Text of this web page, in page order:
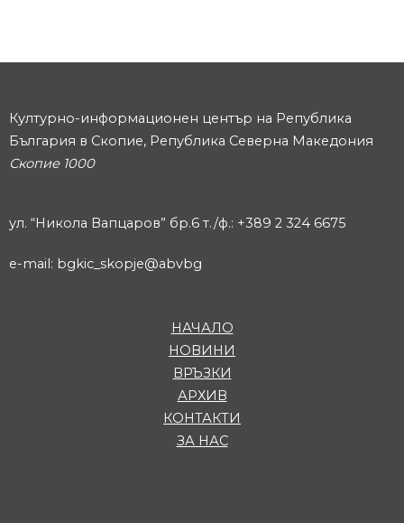
Културно-информационен център на Република
България в Скопие, Република Северна Македония
Скопие 1000
ул. “Никола Вапцаров” бр.6 т./ф.: +389 2 324 6675
e-mail: bgkic_skopje@abvbg
НАЧАЛО
НОВИНИ
ВРЪЗКИ
АРХИВ
КОНТАКТИ
ЗА НАС